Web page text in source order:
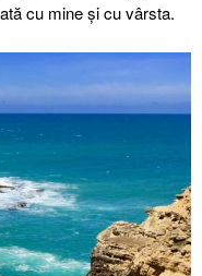
cu mine și cu vârsta.